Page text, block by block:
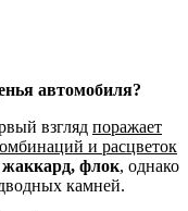
автомобиля?
взгляд поражает
и расцветок
жаккард, флок, однако
камней.